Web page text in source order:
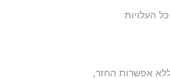
העלויות
אפשרות החזר,